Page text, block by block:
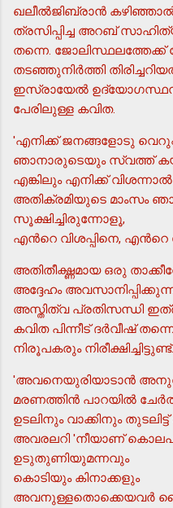
ഖലീല്‍ജിബ്രാന്‍
ത്രസിപ്പിച്ച അറബ്
തന്നെ. ജോലിസ്ഥലത്തേക്ക്
തടഞ്ഞുനിര്‍ത്തി
ഇസ്രായേല്‍
പേരിലുള്ള കവിത.
'എനിക്ക് ജനങ്ങളോടു
ഞാനാരുടെയും സ്വത്ത്
എങ്കിലും എനിക്ക് വിശന്നാല്‍
അതിക്രമിയുടെ മാംസം
സൂക്ഷിച്ചിരുന്നോളൂ,
എന്‍റെ വിശപ്പിനെ,
അതിതീക്ഷ്ണമായ ഒരു
അദ്ദേഹം
അസ്തിത്വ പ്രതിസന്ധി
കവിത പിന്നീട് ദര്‍വീഷ്
നിരൂപകരും നിരീക്ഷിച്ചിട്ടുണ്ട്.
'അവനെയുരിയാടാന്‍
മരണത്തിന്‍ പാറയില്‍
ഉടലിനും വാക്കിനും
അവരലറി 'നീയാണ്
ഉടുതുണിയുമന്നവും
കൊടിയും കിനാക്കളും
അവനുള്ളതൊക്കെയവര്‍